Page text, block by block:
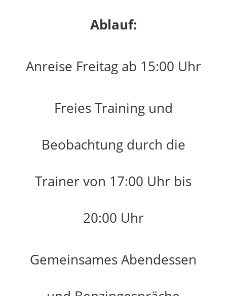
Ablauf:
Anreise Freitag ab 15:00 Uhr
Freies Training und
Beobachtung durch die
Trainer von 17:00 Uhr bis
20:00 Uhr
Gemeinsames Abendessen